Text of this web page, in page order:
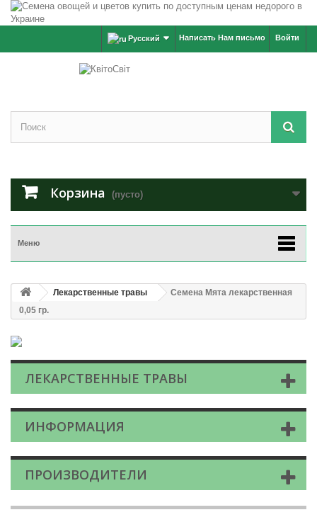
Войти
Написать Нам письмо
Русский
Корзина (пусто)
Меню
Лекарственные травы
Семена Мята лекарственная
0,05 гр.
ЛЕКАРСТВЕННЫЕ ТРАВЫ
ИНФОРМАЦИЯ
ПРОИЗВОДИТЕЛИ